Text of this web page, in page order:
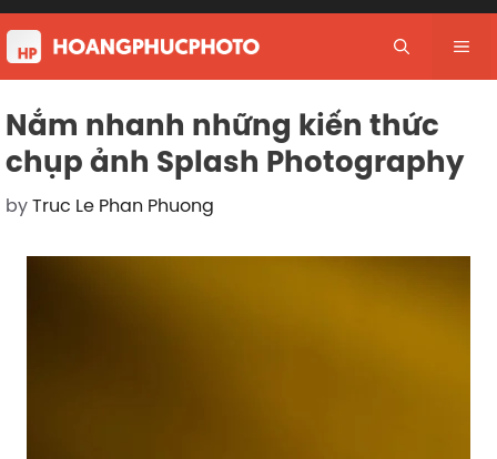
Skip
to
content
Nắm nhanh những kiến thức
chụp ảnh Splash Photography
byTruc Le Phan Phuong